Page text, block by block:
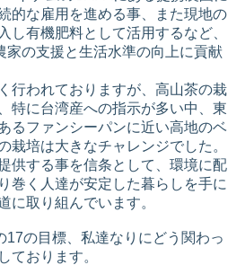
的な雇用を進める事、また現地の
し有機肥料として活用するなど、
家の支援と生活水準の向上に貢献
行われておりますが、高山茶の栽
特に台湾産への指示が多い中、東
るファンシーパンに近い高地のベ
栽培は大きなチャレンジでした。
供する事を信条として、環境に配
巻く人達が安定した暮らしを手に
に取り組んでいます。
17の目標、私達なりにどう関わっ
ております。